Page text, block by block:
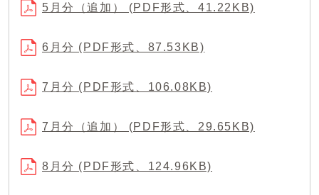
5月分（追加） (PDF形式、41.22KB)
6月分 (PDF形式、87.53KB)
7月分 (PDF形式、106.08KB)
7月分（追加） (PDF形式、29.65KB)
8月分 (PDF形式、124.96KB)